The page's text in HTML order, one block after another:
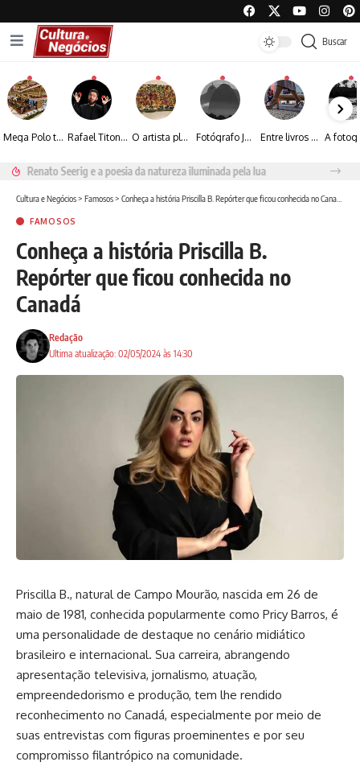
Buscar
Mega Polo transforma lançamento de coleção em plataforma nacional de negócios e projeta crescimento de mais de 15% Rafael Titonelly leva magia e acolhimento a crianças em tratamento oncológico em Juiz de Fora O artista plástico Jorge Luiz transforma sustentabilidade e criatividade em arte contemporânea Fotógrafo José Roberto apresenta um olhar sensível sobre arquitetura, formas e luz na fotografia Entre livros e fotografia autoral, Sebastião Reis consolida uma trajetória marcada pelo olhar artístico
Renato Seerig e a poesia da natureza iluminada pela lua
Cultura e Negócios> Famosos> Conheça a história Priscilla B. Repórter que ficou conhecida no Canadá
FAMOSOS
Conheça a história Priscilla B.
Repórter que ficou conhecida no
Canadá
Ultima atualização: 02/05/2024 às 14:30
Redação
Priscilla B., natural de Campo Mourão, nascida em 26 de
maio de 1981, conhecida popularmente como Pricy Barros, é
uma personalidade de destaque no cenário midiático
brasileiro e internacional. Sua carreira, abrangendo
apresentação televisiva, jornalismo, atuação,
empreendedorismo e produção, tem lhe rendido
reconhecimento no Canadá, especialmente por meio de
suas entrevistas com figuras proeminentes e por seu
compromisso filantrópico na comunidade.